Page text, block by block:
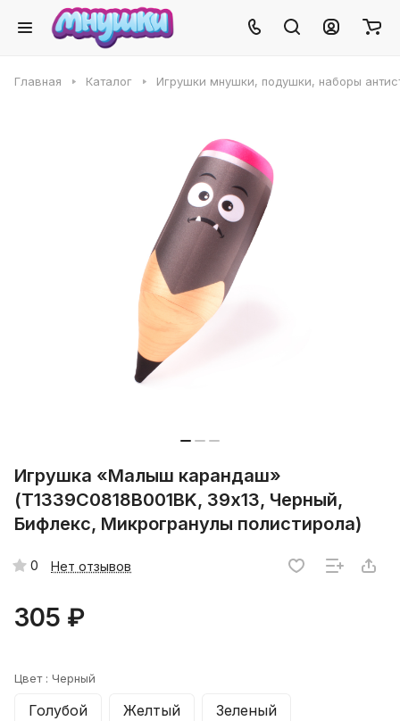
Главная Каталог Игрушки мнушки, подушки, наборы
Игрушка «Малыш карандаш»
(T1339C0818B001BK, 39х13, Черный,
Бифлекс, Микрогранулы полистирола)
0 Нет отзывов
305 ₽
Цвет : Черный
Голубой Желтый Зеленый